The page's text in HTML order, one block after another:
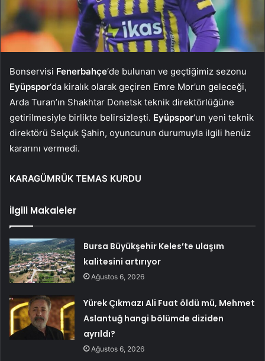
Bonservisi Fenerbahçe‘de bulunan ve geçtiğimiz sezonu
Eyüpspor‘da kiralık olarak geçiren Emre Mor’un geleceği,
Arda Turan’ın Shakhtar Donetsk teknik direktörlüğüne
getirilmesiyle birlikte belirsizleşti. Eyüpspor‘un yeni teknik
direktörü Selçuk Şahin, oyuncunun durumuyla ilgili henüz
kararını vermedi.
KARAGÜMRÜK TEMAS KURDU
İlgili Makaleler
Bursa Büyükşehir Keles’te ulaşım
kalitesini artırıyor
Ağustos 6, 2026
Yürek Çıkmazı Ali Fuat öldü mü, Mehmet
Aslantuğ hangi bölümde diziden
ayrıldı?
Ağustos 6, 2026